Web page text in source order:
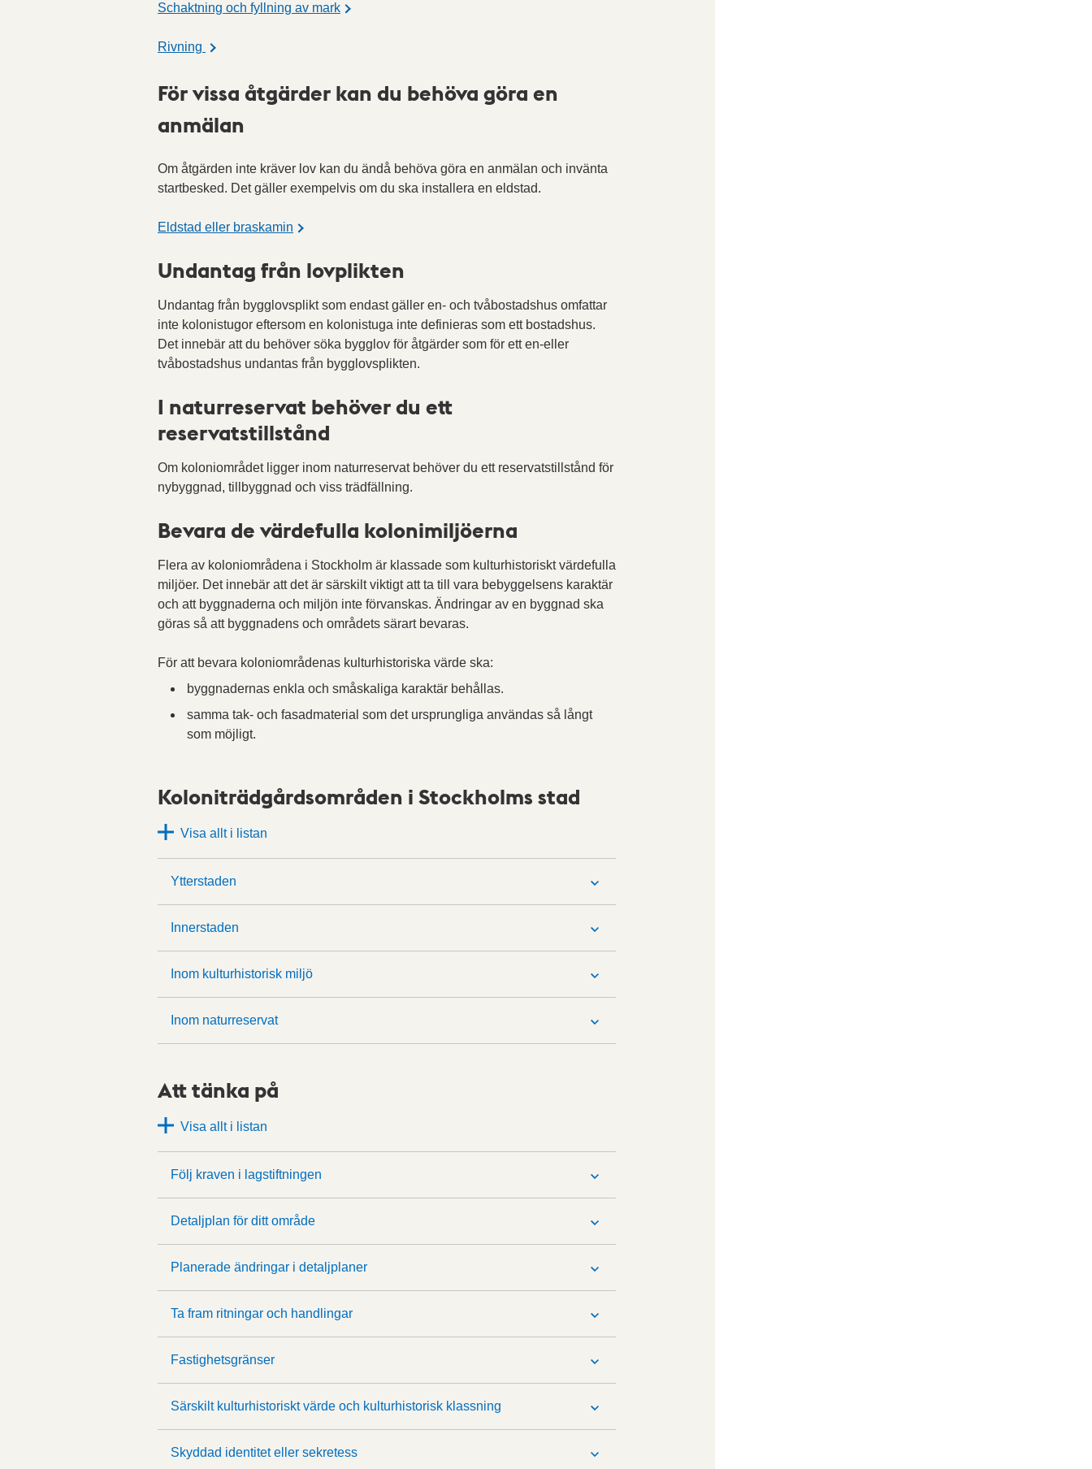
Schaktning och fyllning av mark
Rivning
För vissa åtgärder kan du behöva göra en
anmälan
Om åtgärden inte kräver lov kan du ändå behöva göra en anmälan och invänta
startbesked. Det gäller exempelvis om du ska installera en eldstad.
Eldstad eller braskamin
Undantag från lovplikten
Undantag från bygglovsplikt som endast gäller en- och tvåbostadshus omfattar
inte kolonistugor eftersom en kolonistuga inte definieras som ett bostadshus.
Det innebär att du behöver söka bygglov för åtgärder som för ett en-eller
tvåbostadshus undantas från bygglovsplikten.
I naturreservat behöver du ett
reservatstillstånd
Om koloniområdet ligger inom naturreservat behöver du ett reservatstillstånd för
nybyggnad, tillbyggnad och viss trädfällning.
Bevara de värdefulla kolonimiljöerna
Flera av koloniområdena i Stockholm är klassade som kulturhistoriskt värdefulla
miljöer. Det innebär att det är särskilt viktigt att ta till vara bebyggelsens karaktär
och att byggnaderna och miljön inte förvanskas. Ändringar av en byggnad ska
göras så att byggnadens och områdets särart bevaras.
För att bevara koloniområdenas kulturhistoriska värde ska:
byggnadernas enkla och småskaliga karaktär behållas.
samma tak- och fasadmaterial som det ursprungliga användas så långt
som möjligt.
Koloniträdgårdsområden i Stockholms stad
Visa allt i listan
Ytterstaden
Innerstaden
Inom kulturhistorisk miljö
Inom naturreservat
Att tänka på
Visa allt i listan
Följ kraven i lagstiftningen
Detaljplan för ditt område
Planerade ändringar i detaljplaner
Ta fram ritningar och handlingar
Fastighetsgränser
Särskilt kulturhistoriskt värde och kulturhistorisk klassning
Skyddad identitet eller sekretess